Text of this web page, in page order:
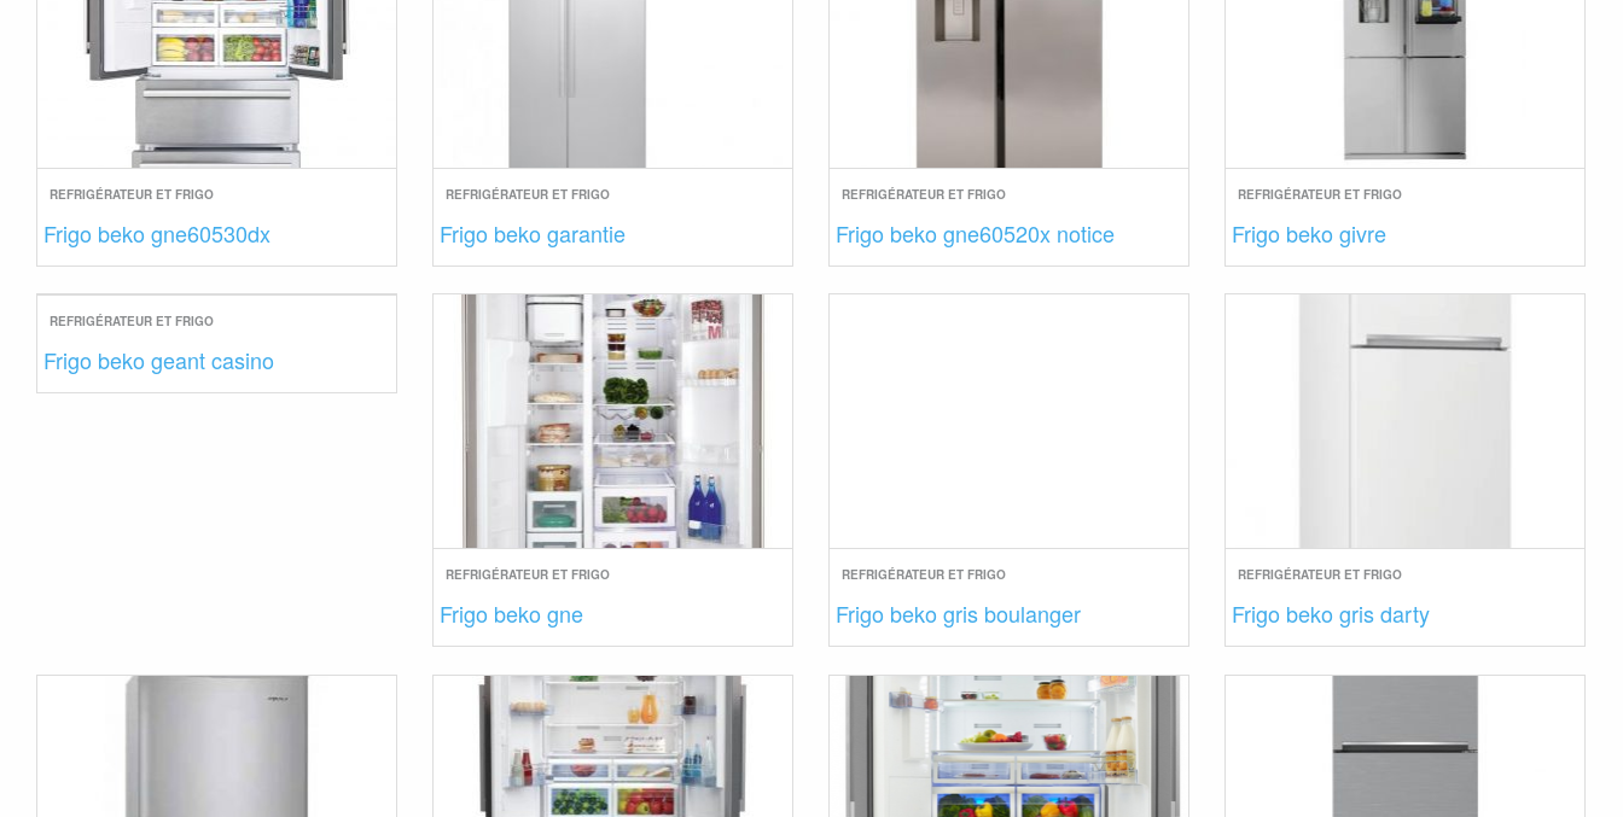
REFRIGÉRATEUR ET FRIGO
Frigo beko gne60530dx
REFRIGÉRATEUR ET FRIGO
Frigo beko garantie
REFRIGÉRATEUR ET FRIGO
Frigo beko gne60520x notice
REFRIGÉRATEUR ET FRIGO
Frigo beko givre
REFRIGÉRATEUR ET FRIGO
Frigo beko geant casino
REFRIGÉRATEUR ET FRIGO
Frigo beko gne
REFRIGÉRATEUR ET FRIGO
Frigo beko gris boulanger
REFRIGÉRATEUR ET FRIGO
Frigo beko gris darty